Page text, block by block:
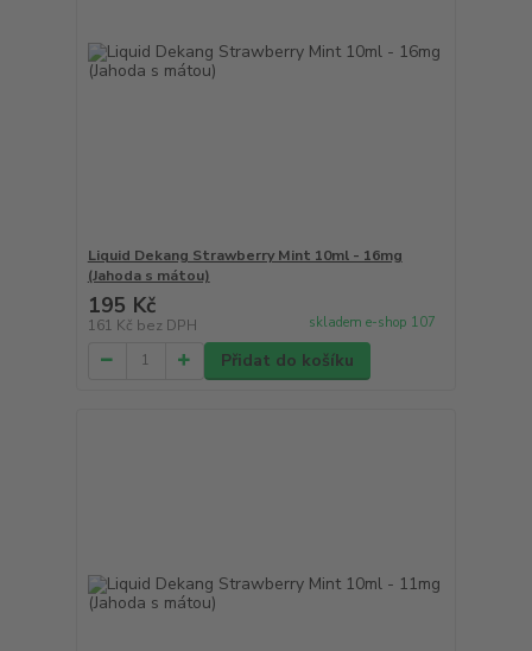
Liquid Dekang Strawberry Mint 10ml - 16mg
(Jahoda s mátou)
195 Kč
161 Kč bez DPH skladem e-shop 107
Přidat do košíku